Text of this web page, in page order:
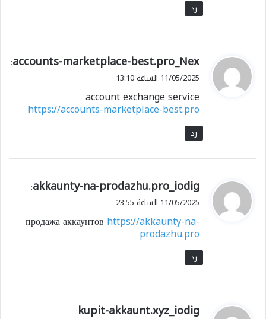
رد
ي
ق
ل
accounts-marketplace-best.pro_Nex
:
11/05/2025 الساعة 13:10
account exchange service
https://accounts-marketplace-best.pro
رد
ي
ق
ل
akkaunty-na-prodazhu.pro_iodig
:
11/05/2025 الساعة 23:55
продажа аккаунтов https://akkaunty-na-
prodazhu.pro
رد
ي
kupit-akkaunt.xyz_iodig
: